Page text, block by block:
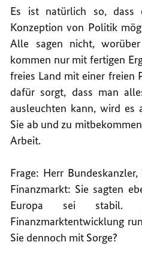
Es ist natürlich so, dass
Konzeption von Politik
Alle sagen nicht,
kommen nur mit fertigen
freies Land mit einer freien
dafür sorgt, dass man
ausleuchten kann, wird es
Sie ab und zu
Arbeit.
Frage: Herr
Finanzmarkt: Sie sagten
Europa sei stabil.
Finanzmarktentwicklung
Sie dennoch mit Sorge?